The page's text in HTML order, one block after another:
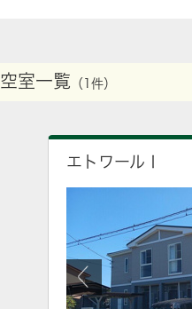
空室一覧 （1件）
エトワールⅠ